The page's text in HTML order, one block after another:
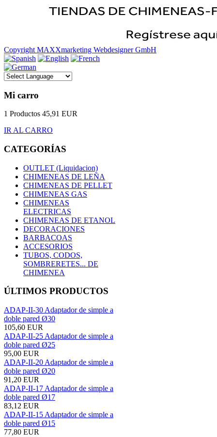
Copyright MAXXmarketing Webdesigner GmbH
Mi carro
1 Productos 45,91 EUR
IR AL CARRO
CATEGORÍAS
OUTLET (Liquidacion)
CHIMENEAS DE LEÑA
CHIMENEAS DE PELLET
CHIMENEAS GAS
CHIMENEAS
ELECTRICAS
CHIMENEAS DE ETANOL
DECORACIONES
BARBACOAS
ACCESORIOS
TUBOS, CODOS,
SOMBRERETES... DE
CHIMENEA
ÚLTIMOS PRODUCTOS
ADAP-II-30 Adaptador de simple a
doble pared Ø30
105,60 EUR
ADAP-II-25 Adaptador de simple a
doble pared Ø25
95,00 EUR
ADAP-II-20 Adaptador de simple a
doble pared Ø20
91,20 EUR
ADAP-II-17 Adaptador de simple a
doble pared Ø17
83,12 EUR
ADAP-II-15 Adaptador de simple a
doble pared Ø15
77,80 EUR